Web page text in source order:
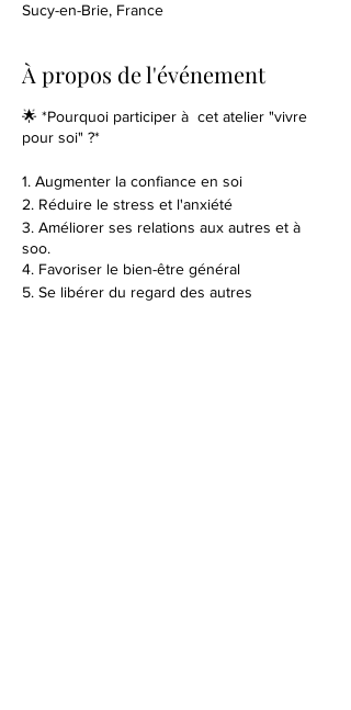
Sucy-en-Brie, France
À propos de l'événement
🌟 *Pourquoi participer à cet atelier "vivre
pour soi" ?*
1. Augmenter la confiance en soi
2. Réduire le stress et l'anxiété
3. Améliorer ses relations aux autres et à
soo.
4. Favoriser le bien-être général
5. Se libérer du regard des autres